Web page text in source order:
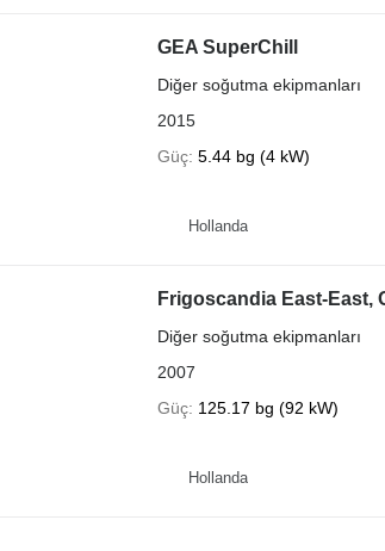
GEA SuperChill
Diğer soğutma ekipmanları
2015
Güç 5.44 bg (4 kW)
Hollanda
Frigoscandia East-East,
Diğer soğutma ekipmanları
2007
Güç 125.17 bg (92 kW)
Hollanda